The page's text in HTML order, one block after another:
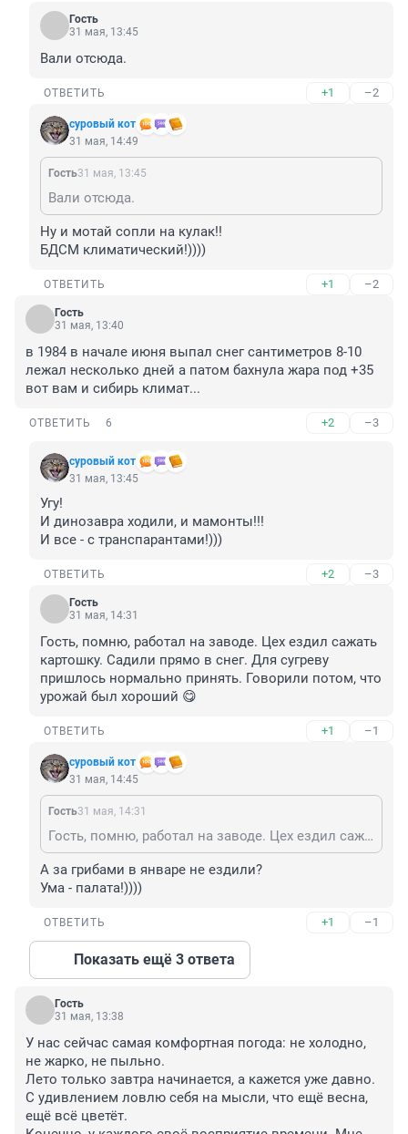
Гость
31 мая, 13:45
Вали отсюда.
ОТВЕТИТЬ +1 –2
суровый кот
31 мая, 14:49
Гость31 мая, 13:45
Вали отсюда.
Ну и мотай сопли на кулак!!
БДСМ климатический!))))
ОТВЕТИТЬ +1 –2
Гость
31 мая, 13:40
в 1984 в начале июня выпал снег сантиметров 8-10
лежал несколько дней а патом бахнула жара под +35
вот вам и сибирь климат...
ОТВЕТИТЬ 6 +2 –3
суровый кот
31 мая, 13:45
Угу!
И динозавра ходили, и мамонты!!!
И все - с транспарантами!)))
ОТВЕТИТЬ +2 –3
Гость
31 мая, 14:31
Гость, помню, работал на заводе. Цех ездил сажать
картошку. Садили прямо в снег. Для сугреву
пришлось нормально принять. Говорили потом, что
урожай был хороший 😋
ОТВЕТИТЬ +1 –1
суровый кот
31 мая, 14:45
Гость31 мая, 14:31
Гость, помню, работал на заводе. Цех ездил сажать картошку. Садили прямо в снег. Для сугреву пришлось нормально принять. Говорили потом, что урожай был хороший 😋
А за грибами в январе не ездили?
Ума - палата!))))
ОТВЕТИТЬ +1 –1
Показать ещё 3 ответа
Гость
31 мая, 13:38
У нас сейчас самая комфортная погода: не холодно,
не жарко, не пыльно.
Лето только завтра начинается, а кажется уже давно.
С удивлением ловлю себя на мысли, что ещё весна,
ещё всё цветёт.